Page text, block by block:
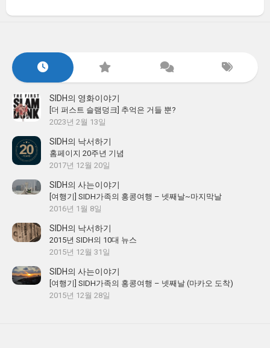
SIDH의 영화이야기
[더 퍼스트 슬램덩크] 추억은 거들 뿐?
2023년 2월 13일
SIDH의 낙서하기
홈페이지 20주년 기념
2017년 12월 20일
SIDH의 사는이야기
[여행기] SIDH가족의 홍콩여행 – 넷째날~마지막날
2016년 1월 8일
SIDH의 낙서하기
2015년 SIDH의 10대 뉴스
2015년 12월 31일
SIDH의 사는이야기
[여행기] SIDH가족의 홍콩여행 – 넷째날 (마카오 도착)
2015년 12월 28일